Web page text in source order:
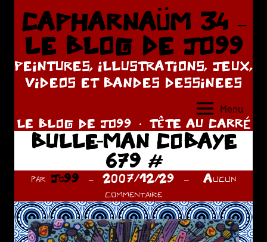
Aller
contenu
CAPHARNAÜM 34 –
LE BLOG DE JO99
PEINTURES, ILLUSTRATIONS, JEUX,
VIDEOS ET BANDES DESSINEES
Menu
LE BLOG DE JO99 TÊTE AU CARRÉ
BULLE-MAN COBAYE
679 #
par Jo99 2007/12/29
Aucun
commentaire